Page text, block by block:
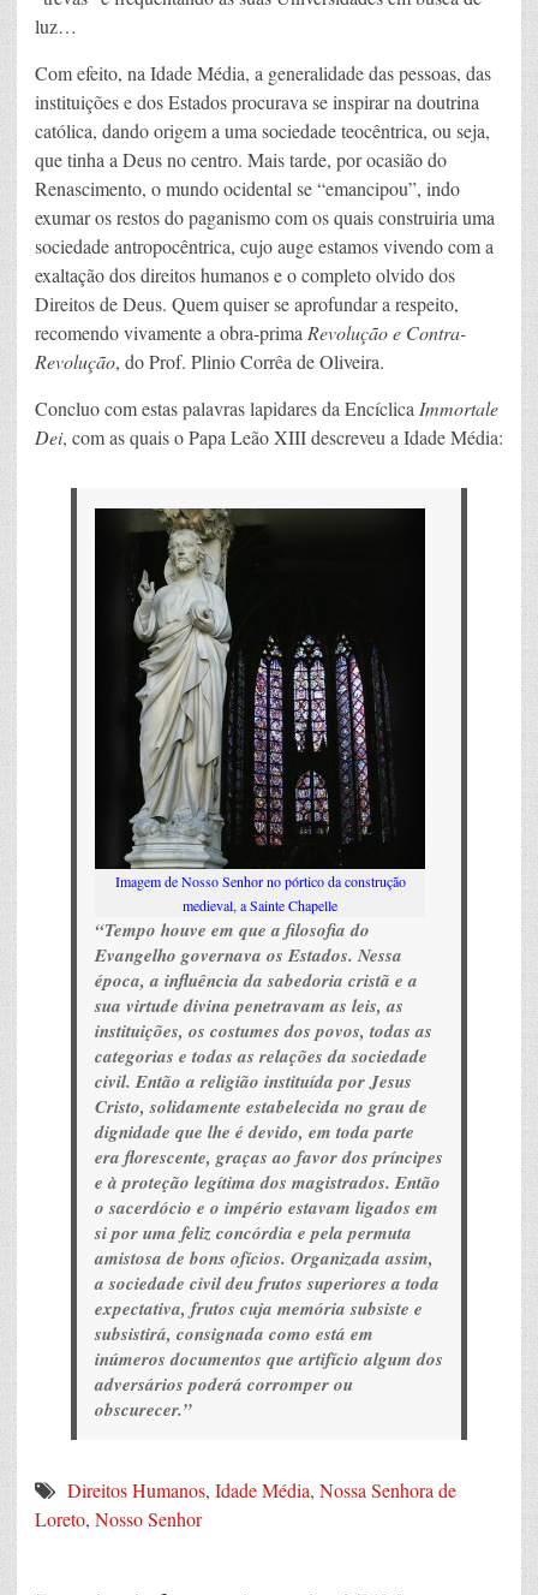
luz…
Com efeito, na Idade Média, a generalidade das pessoas, das
instituições e dos Estados procurava se inspirar na doutrina
católica, dando origem a uma sociedade teocêntrica, ou seja,
que tinha a Deus no centro. Mais tarde, por ocasião do
Renascimento, o mundo ocidental se “emancipou”, indo
exumar os restos do paganismo com os quais construiria uma
sociedade antropocêntrica, cujo auge estamos vivendo com a
exaltação dos direitos humanos e o completo olvido dos
Direitos de Deus. Quem quiser se aprofundar a respeito,
recomendo vivamente a obra-prima Revolução e Contra-
Revolução, do Prof. Plinio Corrêa de Oliveira.
Concluo com estas palavras lapidares da Encíclica Immortale
Dei, com as quais o Papa Leão XIII descreveu a Idade Média:
Imagem de Nosso Senhor no pórtico da construção
medieval, a Sainte Chapelle
“Tempo houve em que a filosofia do
Evangelho governava os Estados. Nessa
época, a influência da sabedoria cristã e a
sua virtude divina penetravam as leis, as
instituições, os costumes dos povos, todas as
categorias e todas as relações da sociedade
civil. Então a religião instituída por Jesus
Cristo, solidamente estabelecida no grau de
dignidade que lhe é devido, em toda parte
era florescente, graças ao favor dos príncipes
e à proteção legítima dos magistrados. Então
o sacerdócio e o império estavam ligados em
si por uma feliz concórdia e pela permuta
amistosa de bons ofícios. Organizada assim,
a sociedade civil deu frutos superiores a toda
expectativa, frutos cuja memória subsiste e
subsistirá, consignada como está em
inúmeros documentos que artifício algum dos
adversários poderá corromper ou
obscurecer.”
Direitos Humanos, Idade Média, Nossa Senhora de
Loreto, Nosso Senhor